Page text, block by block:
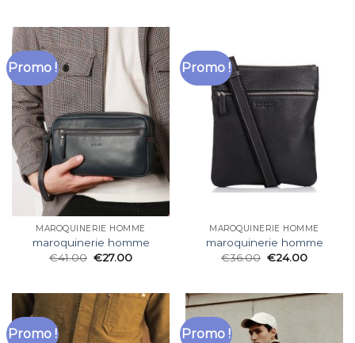
Promo !
MAROQUINERIE HOMME
maroquinerie homme
€41.00 €27.00
Promo !
MAROQUINERIE HOMME
maroquinerie homme
€36.00 €24.00
Promo ! Promo !